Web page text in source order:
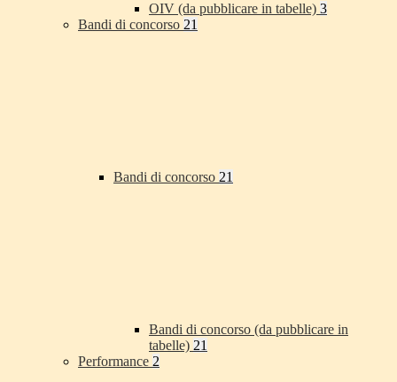
OIV (da pubblicare in tabelle) 3
Bandi di concorso 21
Bandi di concorso 21
Bandi di concorso (da pubblicare in
tabelle) 21
Performance 2